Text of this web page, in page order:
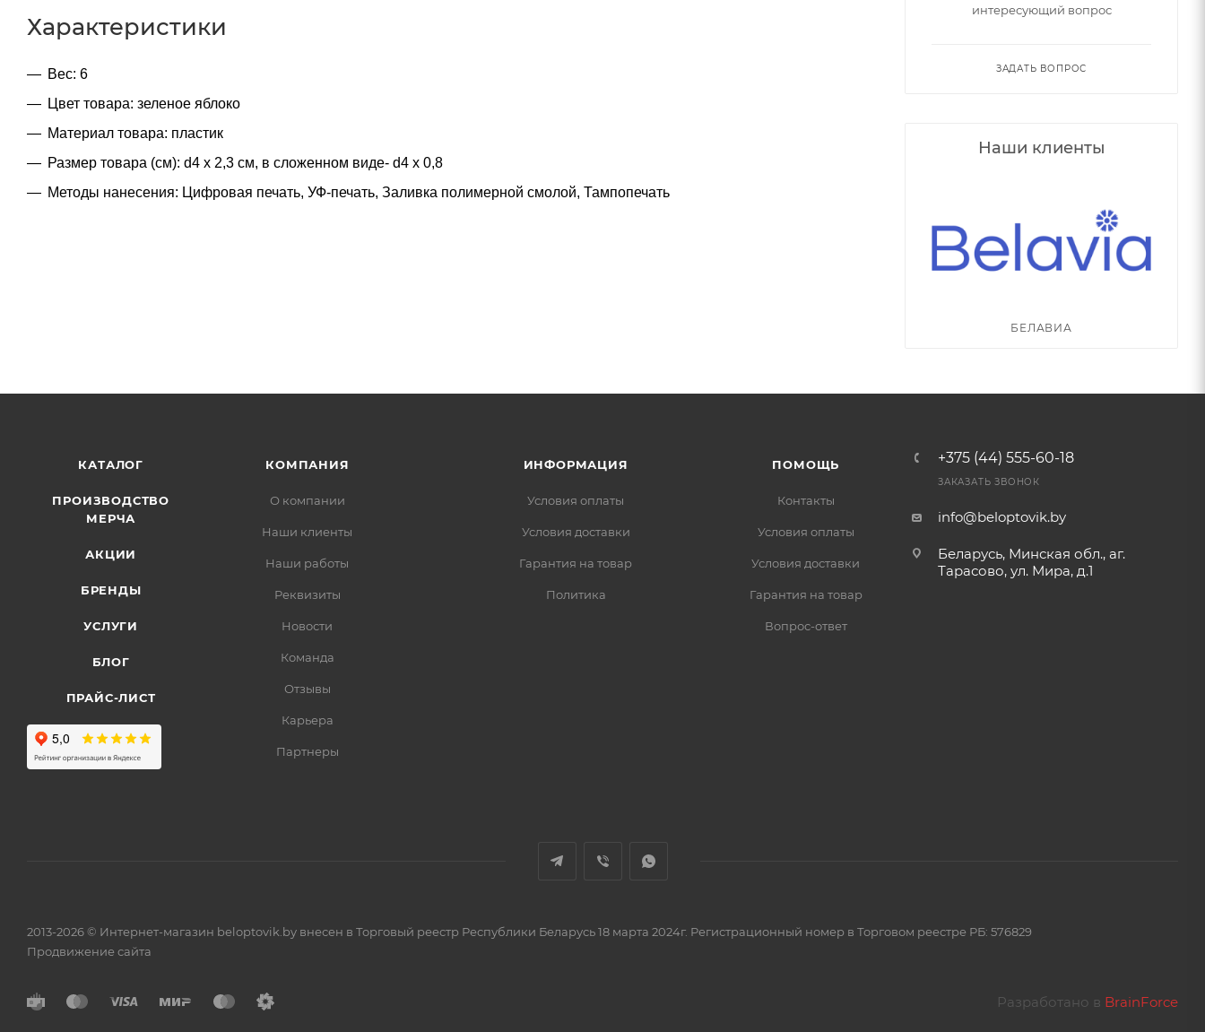
Характеристики
Вес: 6
Цвет товара: зеленое яблоко
Материал товара: пластик
Размер товара (см): d4 х 2,3 см, в сложенном виде- d4 х 0,8
Методы нанесения: Цифровая печать, УФ-печать, Заливка полимерной смолой, Тампопечать
интересующий вопрос
ЗАДАТЬ ВОПРОС
Наши клиенты
БЕЛАВИА
КАТАЛОГ
ПРОИЗВОДСТВО
МЕРЧА
АКЦИИ
БРЕНДЫ
УСЛУГИ
БЛОГ
ПРАЙС-ЛИСТ
КОМПАНИЯ
О компании
Наши клиенты
Наши работы
Реквизиты
Новости
Команда
Отзывы
Карьера
Партнеры
ИНФОРМАЦИЯ
Условия оплаты
Условия доставки
Гарантия на товар
Политика
ПОМОЩЬ
Контакты
Условия оплаты
Условия доставки
Гарантия на товар
Вопрос-ответ
+375 (44) 555-60-18
ЗАКАЗАТЬ ЗВОНОК
info@beloptovik.by
Беларусь, Минская обл., аг.
Тарасово, ул. Мира, д.1
2013-2026 © Интернет-магазин beloptovik.by внесен в Торговый реестр Республики Беларусь 18 марта 2024г. Регистрационный номер в Торговом реестре РБ: 576829
Продвижение сайта
Разработано в BrainForce